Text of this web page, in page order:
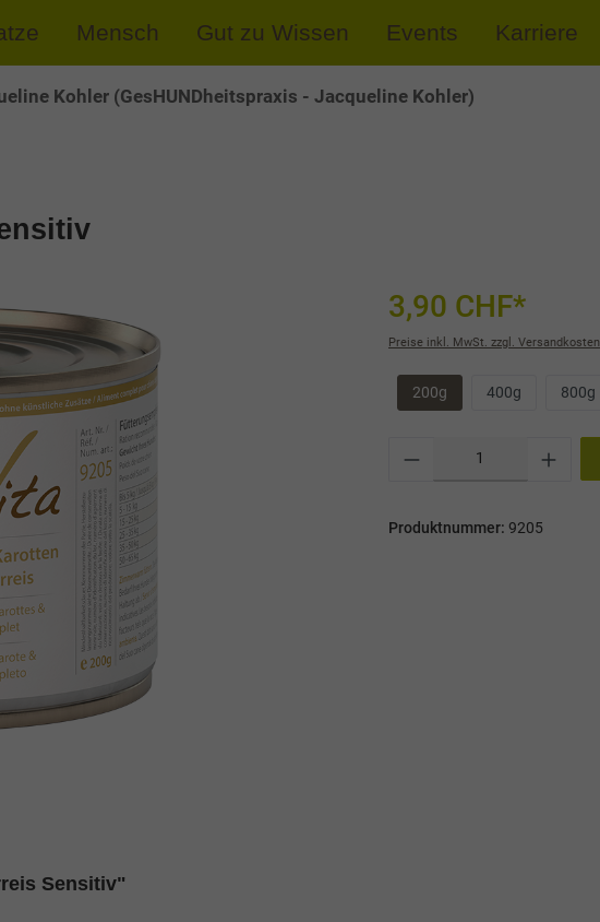
Mensch Gut zu Wissen Events Karriere
Kohler (GesHUNDheitspraxis - Jacqueline Kohler)
3,90 CHF*
Preise inkl. MwSt. zzgl. Versandkosten
200g 400g 800g
Produktnummer: 9205
Sensitiv"